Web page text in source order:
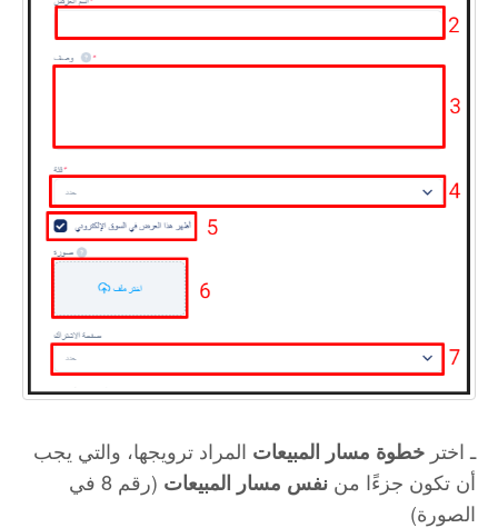
ـ اختر خطوة مسار المبيعات المراد ترويجها، والتي يجب
أن تكون جزءًا من نفس مسار المبيعات
(رقم 8 في
الصورة)